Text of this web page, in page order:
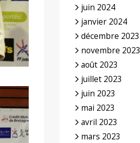
juin 2024
janvier 2024
décembre 2023
novembre 2023
août 2023
juillet 2023
juin 2023
mai 2023
avril 2023
mars 2023